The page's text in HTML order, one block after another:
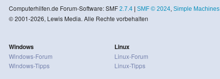
Computerhilfen.de Forum-Software: SMF 2.7.4| SMF © 2024, Simple Machines
© 2001-2026, Lewis Media. Alle Rechte vorbehalten
Windows
Windows-Forum
Windows-Tipps
Linux
Linux-Forum
Linux-Tipps